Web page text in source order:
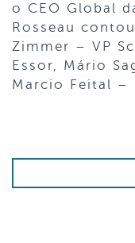
o CEO Global
Rosseau
Zimmer – VP
Essor, Mário
Marcio Feital –